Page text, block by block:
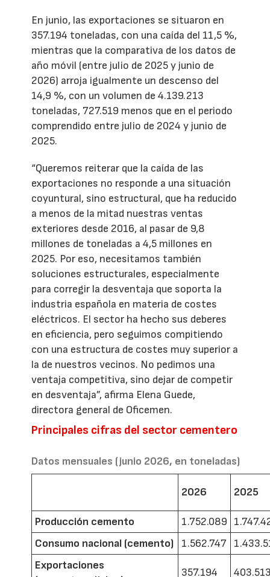
En junio, las exportaciones se situaron en
357.194 toneladas, con una caída del 11,5 %,
mientras que la comparativa de los datos de
año móvil (entre julio de 2025 y junio de
2026) arroja igualmente un descenso del
14,9 %, con un volumen de 4.139.213
toneladas, 727.519 menos que en el periodo
comprendido entre julio de 2024 y junio de
2025.
“Queremos reiterar que la caída de las
exportaciones no responde a una situación
coyuntural, sino estructural, que ha reducido
a menos de la mitad nuestras ventas
exteriores desde 2016, al pasar de 9,8
millones de toneladas a 4,5 millones en
2025. Por eso, necesitamos también
soluciones estructurales, especialmente
para corregir la desventaja que soporta la
industria española en materia de costes
eléctricos. El sector ha hecho sus deberes
en eficiencia, pero seguimos compitiendo
con una estructura de costes muy superior a
la de nuestros vecinos. No pedimos una
ventaja competitiva, sino dejar de competir
en desventaja”, afirma Elena Guede,
directora general de Oficemen.
Principales cifras del sector cementero
Datos mensuales (junio 2026, en toneladas)
2026 2025
Producción cemento 1.752.089
Consumo nacional (cemento)
1.562.747
Exportaciones
357.194